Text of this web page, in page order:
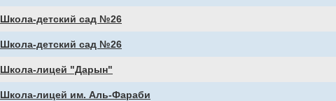
Школа-детский сад №26
Школа-детский сад №26
Школа-лицей "Дарын"
Школа-лицей им. Аль-Фараби